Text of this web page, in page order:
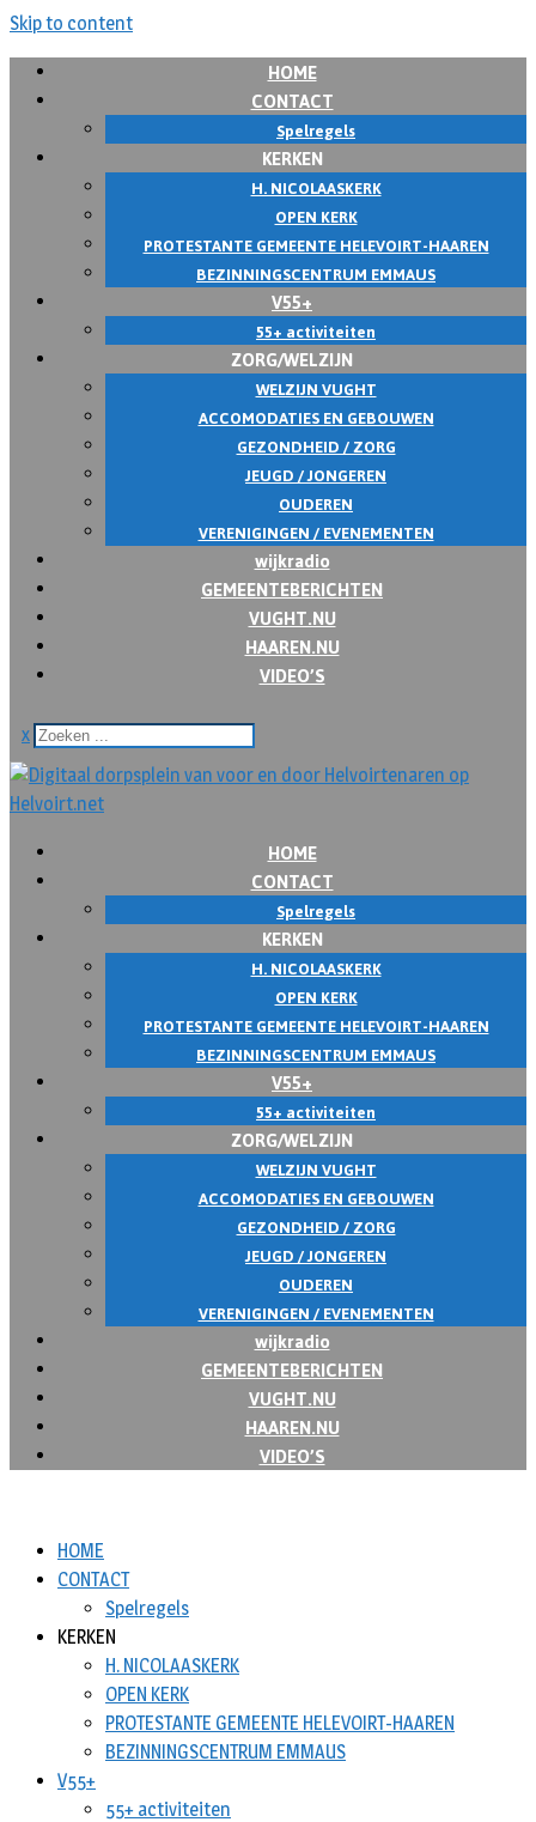
Skip to content
HOME
CONTACT
Spelregels
KERKEN
H. NICOLAASKERK
OPEN KERK
PROTESTANTE GEMEENTE HELEVOIRT-HAAREN
BEZINNINGSCENTRUM EMMAUS
V55+
55+ activiteiten
ZORG/WELZIJN
WELZIJN VUGHT
ACCOMODATIES EN GEBOUWEN
GEZONDHEID / ZORG
JEUGD / JONGEREN
OUDEREN
VERENIGINGEN / EVENEMENTEN
wijkradio
GEMEENTEBERICHTEN
VUGHT.NU
HAAREN.NU
VIDEO’S
x
HOME
CONTACT
Spelregels
KERKEN
H. NICOLAASKERK
OPEN KERK
PROTESTANTE GEMEENTE HELEVOIRT-HAAREN
BEZINNINGSCENTRUM EMMAUS
V55+
55+ activiteiten
ZORG/WELZIJN
WELZIJN VUGHT
ACCOMODATIES EN GEBOUWEN
GEZONDHEID / ZORG
JEUGD / JONGEREN
OUDEREN
VERENIGINGEN / EVENEMENTEN
wijkradio
GEMEENTEBERICHTEN
VUGHT.NU
HAAREN.NU
VIDEO’S
HOME
CONTACT
Spelregels
KERKEN
H. NICOLAASKERK
OPEN KERK
PROTESTANTE GEMEENTE HELEVOIRT-HAAREN
BEZINNINGSCENTRUM EMMAUS
V55+
55+ activiteiten